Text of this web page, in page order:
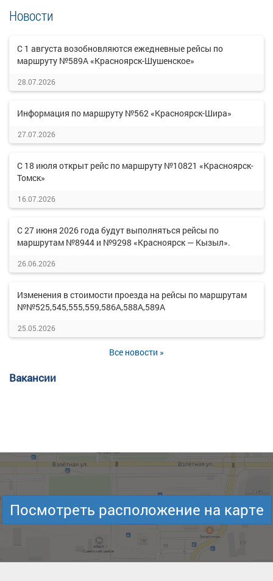
Новости
С 1 августа возобновляются ежедневные рейсы по
маршруту №589А «Красноярск-Шушенское»
28.07.2026
Информация по маршруту №562 «Красноярск-Шира»
27.07.2026
С 18 июля открыт рейс по маршруту №10821 «Красноярск-
Томск»
16.07.2026
С 27 июня 2026 года будут выполняться рейсы по
маршрутам №8944 и №9298 «Красноярск — Кызыл».
26.06.2026
Изменения в стоимости проезда на рейсы по маршрутам
№№525,545,555,559,586А,588А,589А
25.05.2026
Все новости »
Вакансии
Посмотреть расположение на карте